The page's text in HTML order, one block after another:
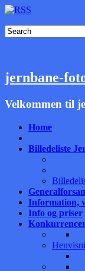
jernbane-
Velkommen til
Home
Billedeliste
Information,
Info og priser